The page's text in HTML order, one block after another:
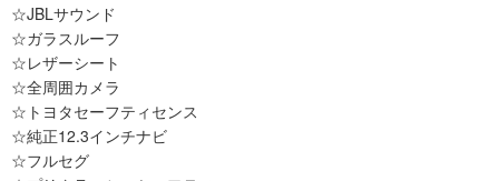
☆JBLサウンド
☆ガラスルーフ
☆レザーシート
☆全周囲カメラ
☆トヨタセーフティセンス
☆純正12.3インチナビ
☆フルセグ